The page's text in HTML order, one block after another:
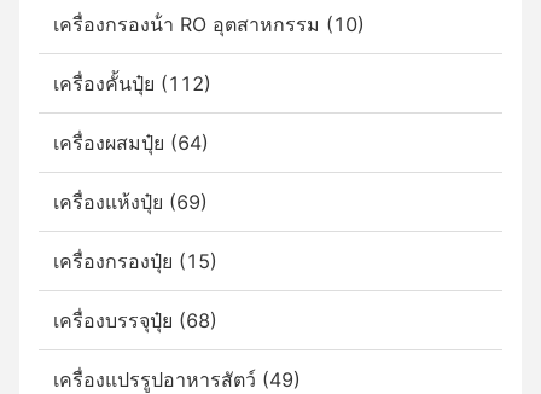
เครื่องกรองน้ํา RO อุตสาหกรรม (10)
เครื่องคั้นปุ๋ย (112)
เครื่องผสมปุ๋ย (64)
เครื่องแห้งปุ๋ย (69)
เครื่องกรองปุ๋ย (15)
เครื่องบรรจุปุ๋ย (68)
เครื่องแปรรูปอาหารสัตว์ (49)